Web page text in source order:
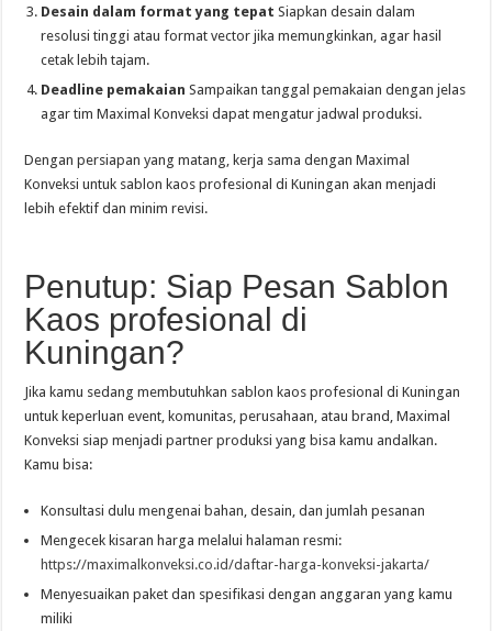
Desain dalam format yang tepat Siapkan desain dalam
resolusi tinggi atau format vector jika memungkinkan, agar hasil
cetak lebih tajam.
Deadline pemakaian Sampaikan tanggal pemakaian dengan jelas
agar tim Maximal Konveksi dapat mengatur jadwal produksi.
Dengan persiapan yang matang, kerja sama dengan Maximal
Konveksi untuk sablon kaos profesional di Kuningan akan menjadi
lebih efektif dan minim revisi.
Penutup: Siap Pesan Sablon
Kaos profesional di
Kuningan?
Jika kamu sedang membutuhkan sablon kaos profesional di Kuningan
untuk keperluan event, komunitas, perusahaan, atau brand, Maximal
Konveksi siap menjadi partner produksi yang bisa kamu andalkan.
Kamu bisa:
Konsultasi dulu mengenai bahan, desain, dan jumlah pesanan
Mengecek kisaran harga melalui halaman resmi:
https://maximalkonveksi.co.id/daftar-harga-konveksi-jakarta/
Menyesuaikan paket dan spesifikasi dengan anggaran yang kamu
miliki